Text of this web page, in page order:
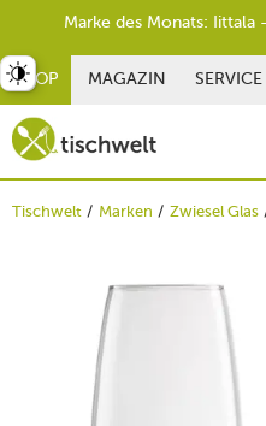
SHOP MAGAZIN SERVICE
Tischwelt Marken Zwiesel Glas
umschalten
Marke des Monats: Iittala